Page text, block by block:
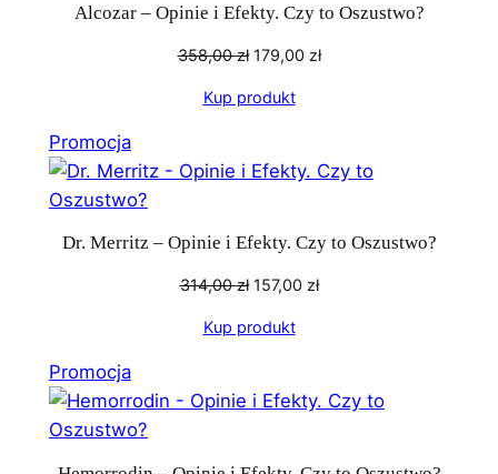
Alcozar – Opinie i Efekty. Czy to Oszustwo?
358,00zł Pierwotna
wynosiła:
179,00 złAktualna
Kup produkt
PromocjaProdukt
w
promocji
Dr. Merritz – Opinie i Efekty. Czy to Oszustwo?
314,00zł Pierwotna
wynosiła:
157,00 złAktualna
Kup produkt
PromocjaProdukt
w
promocji